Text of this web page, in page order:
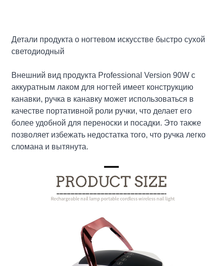
Детали продукта о ногтевом искусстве быстро сухой
светодиодный
Внешний вид продукта Professional Version 90W с
аккуратным лаком для ногтей имеет конструкцию
канавки, ручка в канавку может использоваться в
качестве портативной роли ручки, что делает его
более удобной для переноски и посадки. Это также
позволяет избежать недостатка того, что ручка легко
сломана и вытянута.